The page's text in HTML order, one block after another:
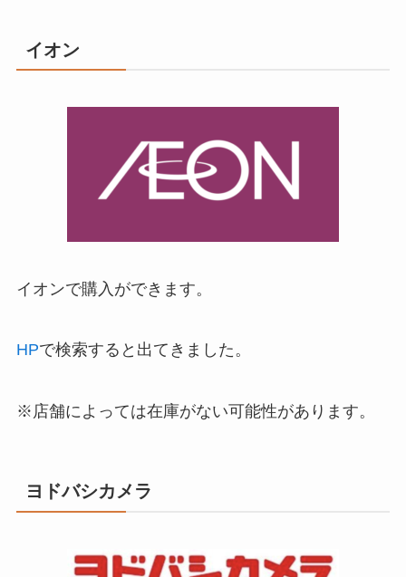
イオン
イオンで購入ができます。
HPで検索すると出てきました。
※店舗によっては在庫がない可能性があります。
ヨドバシカメラ